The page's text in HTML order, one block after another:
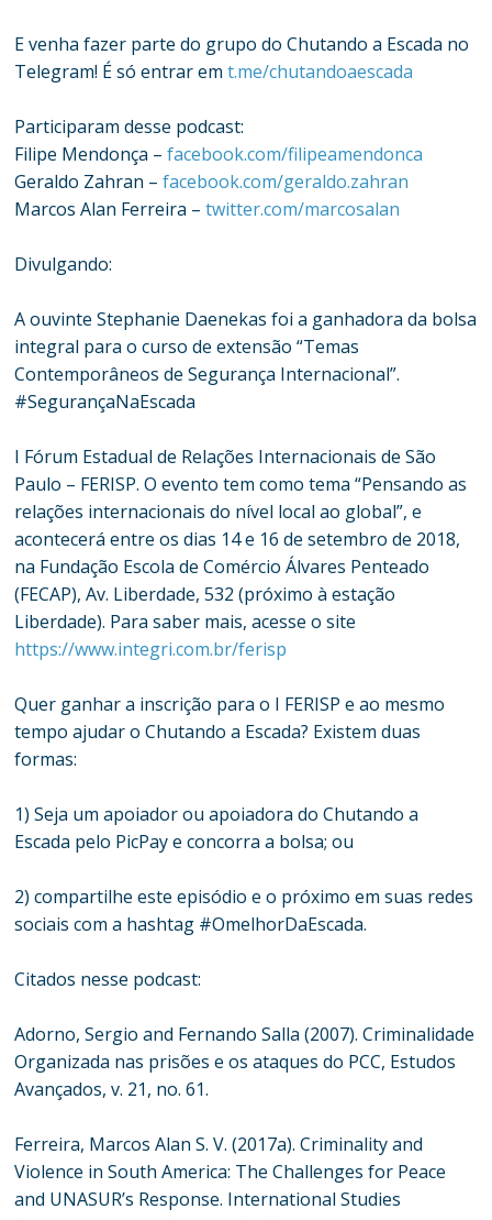
E venha fazer parte do grupo do Chutando a Escada no
Telegram! É só entrar emt.me/chutandoaescada
Participaram desse podcast:
Filipe Mendonça –facebook.com/filipeamendonca
Geraldo Zahran –facebook.com/geraldo.zahran
Marcos Alan Ferreira –twitter.com/marcosalan
Divulgando:
A ouvinte Stephanie Daenekas foi a ganhadora da bolsa
integral para o curso de extensão “Temas
Contemporâneos de Segurança Internacional”.
#SegurançaNaEscada
I Fórum Estadual de Relações Internacionais de São
Paulo – FERISP. O evento tem como tema “Pensando as
relações internacionais do nível local ao global”, e
acontecerá entre os dias 14 e 16 de setembro de 2018,
na Fundação Escola de Comércio Álvares Penteado
(FECAP), Av. Liberdade, 532 (próximo à estação
Liberdade). Para saber mais, acesse o site
https://www.integri.com.br/ferisp
Quer ganhar a inscrição para o I FERISP e ao mesmo
tempo ajudar o Chutando a Escada? Existem duas
formas:
1) Seja um apoiador ou apoiadora do Chutando a
Escada pelo PicPay e concorra a bolsa; ou
2) compartilhe este episódio e o próximo em suas redes
sociais com a hashtag #OmelhorDaEscada.
Citados nesse podcast:
Adorno, Sergio and Fernando Salla (2007). Criminalidade
Organizada nas prisões e os ataques do PCC, Estudos
Avançados, v. 21, no. 61.
Ferreira, Marcos Alan S. V. (2017a). Criminality and
Violence in South America: The Challenges for Peace
and UNASUR’s Response. International Studies